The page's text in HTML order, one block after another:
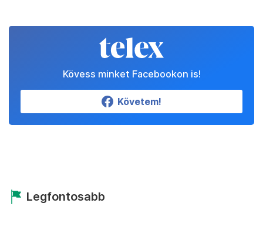
Kövess minket Facebookon is!
Követem!
Legfontosabb